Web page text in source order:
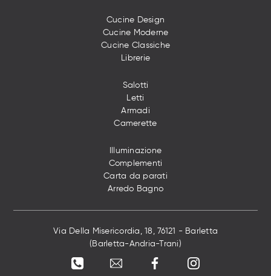
Cucine Design
Cucine Moderne
Cucine Classiche
Librerie
Salotti
Letti
Armadi
Camerette
Illuminazione
Complementi
Carta da parati
Arredo Bagno
Via Della Misericordia, 18, 76121 - Barletta
(Barletta-Andria-Trani)